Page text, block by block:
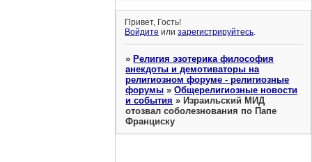
Привет, Гость!
Войдите илизарегистрируйтесь.
»Религия эзотерика философия
анекдоты и демотиваторы на
религиозном форуме - религиозные
форумы »Общерелигиозные новости
и события »Израильский МИД
отозвал соболезнования по Папе
Франциску